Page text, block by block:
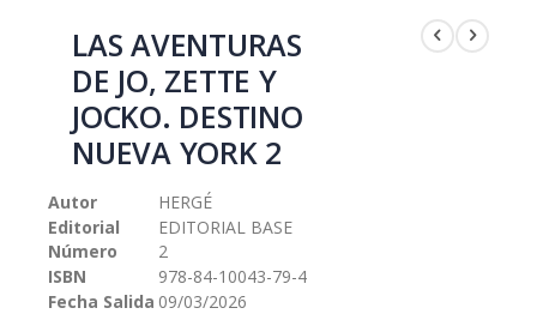
comienzo
imágenes
LAS AVENTURAS
DE JO, ZETTE Y
JOCKO. DESTINO
NUEVA YORK 2
Autor
HERGÉ
Editorial
EDITORIAL BASE
Número
2
ISBN
978-84-10043-79-4
Fecha Salida 09/03/2026